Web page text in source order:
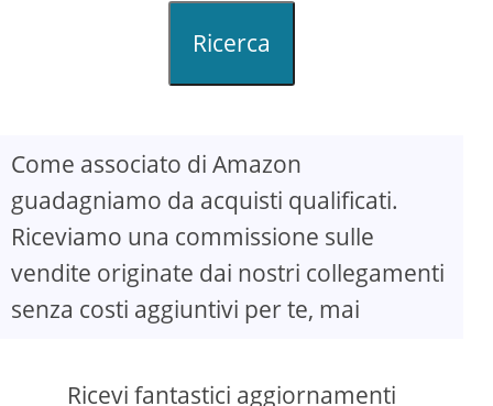
Ricerca
Come associato di Amazon
guadagniamo da acquisti qualificati.
Riceviamo una commissione sulle
vendite originate dai nostri collegamenti
senza costi aggiuntivi per te, mai
Ricevi fantastici aggiornamenti